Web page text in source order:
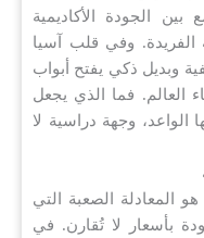
الجودة الأكاديمية
الفريدة. وفي قلب آسيا
وبديل ذكي يفتح أبواب
العالم. فما الذي يجعل
الواعد، وجهة دراسية لا
المعادلة الصعبة التي
بأسعار لا تُقارن. في